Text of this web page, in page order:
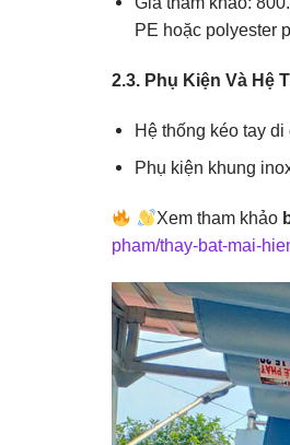
PE hoặc polyester
2.3. Phụ Kiện Và Hệ
Hệ thống kéo tay
Phụ kiện khung
Xem tham khảo
pham/thay-bat-mai-